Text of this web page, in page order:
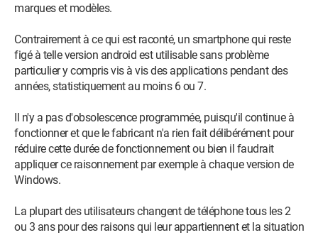
marques et modèles.
Contrairement à ce qui est raconté, un smartphone qui reste
figé à telle version android est utilisable sans problème
particulier y compris vis à vis des applications pendant des
années, statistiquement au moins 6 ou 7.
Il n'y a pas d'obsolescence programmée, puisqu'il continue à
fonctionner et que le fabricant n'a rien fait délibérément pour
réduire cette durée de fonctionnement ou bien il faudrait
appliquer ce raisonnement par exemple à chaque version de
Windows.
La plupart des utilisateurs changent de téléphone tous les 2
ou 3 ans pour des raisons qui leur appartiennent et la situation